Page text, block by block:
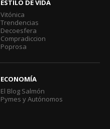
ESTILO DE VIDA
Vitónica
Trendencias
Decoesfera
Compradiccion
Poprosa
ECONOMÍA
El Blog Salmón
Pymes y Autónomos